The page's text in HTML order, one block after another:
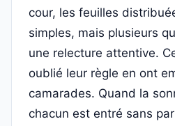
cour, les feuilles
simples, mais plusieurs
une relecture attentive.
oublié leur règle en ont
camarades. Quand la
chacun est entré sans